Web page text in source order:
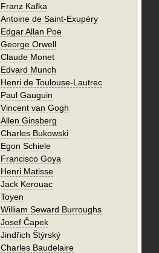
Franz Kafka
Antoine de Saint-Exupéry
Edgar Allan Poe
George Orwell
Claude Monet
Edvard Munch
Henri de Toulouse-Lautrec
Paul Gauguin
Vincent van Gogh
Allen Ginsberg
Charles Bukowski
Egon Schiele
Francisco Goya
Henri Matisse
Jack Kerouac
Toyen
William Seward Burroughs
Josef Čapek
Jindřich Štýrský
Charles Baudelaire